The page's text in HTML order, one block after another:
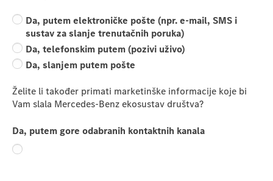
Da, putem elektroničke pošte (npr. e-mail, SMS i
sustav za slanje trenutačnih poruka)
Da, telefonskim putem (pozivi uživo)
Da, slanjem putem pošte
Želite li također primati marketinške informacije koje bi
Vam slala Mercedes-Benz ekosustav društva?
Da, putem gore odabranih kontaktnih kanala